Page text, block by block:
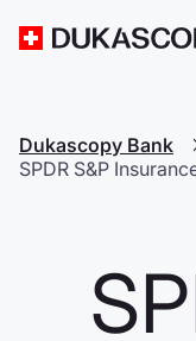
Dukascopy Bank
SPDR S&P